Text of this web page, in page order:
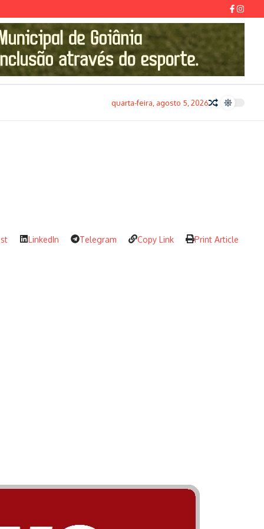
quarta-feira, agosto 5, 2026
LinkedIn Telegram Copy Link Print Article